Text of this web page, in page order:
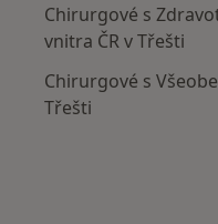
Chirurgové s
vnitra ČR v Třešti
Chirurgové s
Třešti